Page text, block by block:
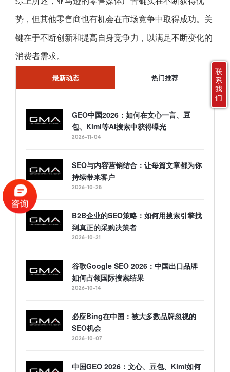
势，但其他零售商也有机会在市场竞争中取得成功。关
键在于不断创新和提高自身竞争力，以满足不断变化的
消费者需求。
最新动态 热门推荐
GEO中国2026：如何在文心一言、豆
包、Kimi等AI搜索中获得曝光
2026-11-04
SEO与内容营销结合：让每篇文章都为你
持续带来客户
2026-10-28
B2B企业的SEO策略：如何用搜索引擎找
到真正的采购决策者
2026-10-21
谷歌Google SEO 2026：中国出口品牌
如何占领国际搜索结果
2026-10-14
必应Bing在中国：被大多数品牌忽视的
SEO机会
2026-10-07
中国GEO 2026：文心、豆包、Kimi如何
联
系
我
们